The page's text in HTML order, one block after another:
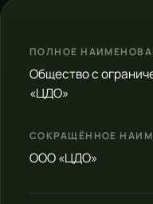
ПОЛНОЕ
Общество с
«ЦДО»
СОКРАЩЁННОЕ
ООО «ЦДО»